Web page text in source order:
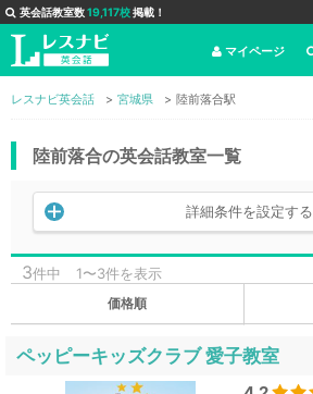
英会話教室数19,117校掲載！
マイページ
レスナビ英会話 宮城県 陸前落合駅
陸前落合の英会話教室一覧
詳細条件を設定する
3件中 1〜3件を表示
価格順
ペッピーキッズクラブ 愛子教室